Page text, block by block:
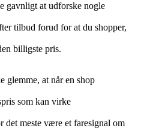
gavnligt at udforske nogle
tilbud forud for at du shopper,
billigste pris.
glemme, at når en shop
som kan virke
det meste være et faresignal om